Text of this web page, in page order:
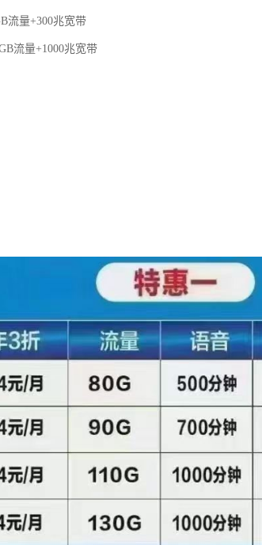
流量+300兆宽带
流量+1000兆宽带